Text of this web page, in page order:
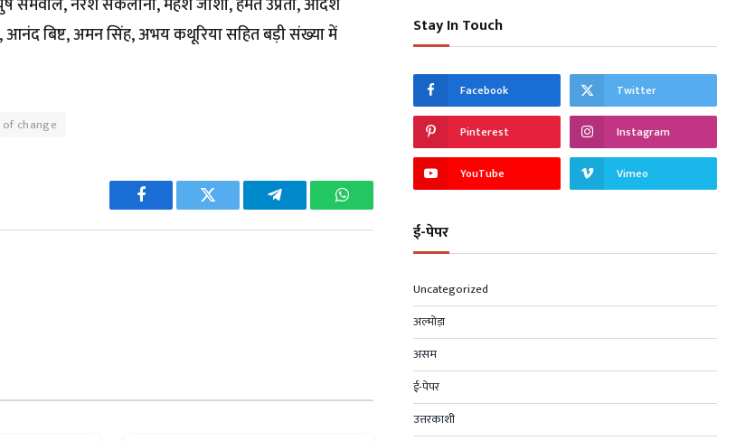
बिष्ट, अमन सिंह, अभय कथूरिया सहित बड़ी संख्या में
change
Facebook Twitter Telegram WhatsApp
Stay In Touch
Facebook Twitter
Pinterest Instagram
YouTube Vimeo
ई-पेपर
Uncategorized
अल्मोड़ा
असम
ई-पेपर
उत्तरकाशी